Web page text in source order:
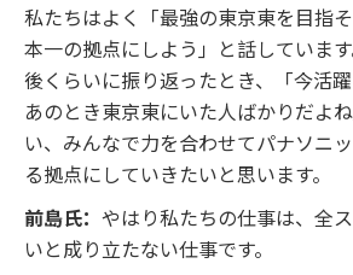
私たちはよく「最強の東京東を目指
本一の拠点にしよう」と話していま
後くらいに振り返ったとき、「今活躍
あのとき東京東にいた人ばかりだよ
い、みんなで力を合わせてパナソニ
る拠点にしていきたいと思います。
前島氏： やはり私たちの仕事は、全
いと成り立たない仕事です。